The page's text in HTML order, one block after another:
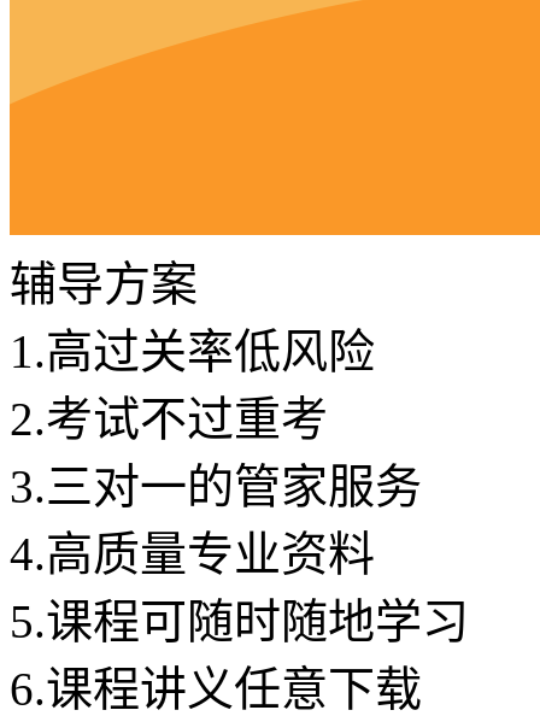
辅导方案
1.高过关率低风险
2.考试不过重考
3.三对一的管家服务
4.高质量专业资料
5.课程可随时随地学习
6.课程讲义任意下载